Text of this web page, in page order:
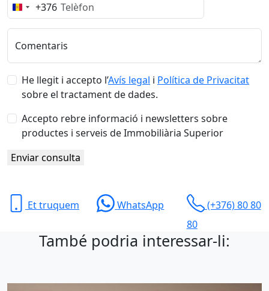
Andorra
+376
+376
Comentaris
He llegit i accepto l’Avís legal i Política de Privacitat
sobre el tractament de dades.
Accepto rebre informació i newsletters sobre
productes i serveis de Immobiliària Superior
Enviar consulta
Et truquem WhatsApp
(+376) 80 80
80
També podria interessar-li: